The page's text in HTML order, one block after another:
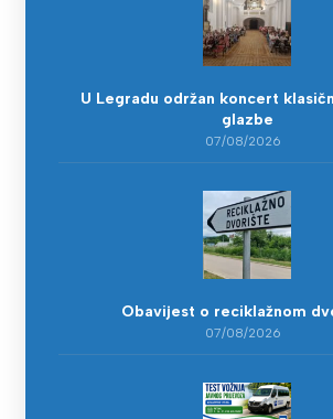
U Legradu održan koncert
glazbe
07/08/2026
Obavijest o reciklažnom
07/08/2026